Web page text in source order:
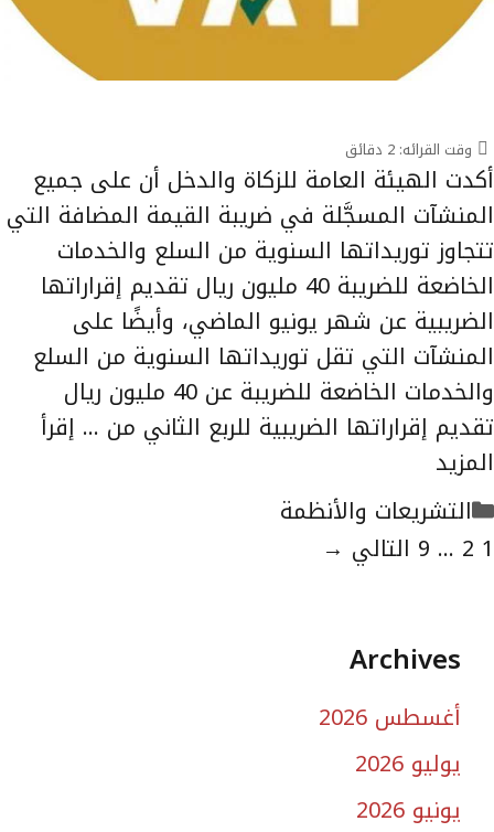
وقت القرائه: 2 دقائق
أكدت الهيئة العامة للزكاة والدخل أن على جميع
المنشآت المسجَّلة في ضريبة القيمة المضافة التي
تتجاوز توريداتها السنوية من السلع والخدمات
الخاضعة للضريبة 40 مليون ريال تقديم إقراراتها
الضريبية عن شهر يونيو الماضي، وأيضًا على
المنشآت التي تقل توريداتها السنوية من السلع
والخدمات الخاضعة للضريبة عن 40 مليون ريال
تقديم إقراراتها الضريبية للربع الثاني من … إقرأ
المزيد
التصنيفات
التشريعات والأنظمة
الصفحة
1 الصفحة
2
... الصفحة
9 التالي →
Archives
أغسطس 2026
يوليو 2026
يونيو 2026